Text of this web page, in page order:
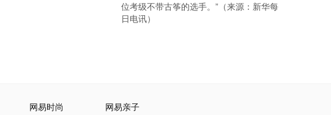
位考级不带古筝的选手。”（来源：新华每
日电讯）
网易时尚 网易亲子